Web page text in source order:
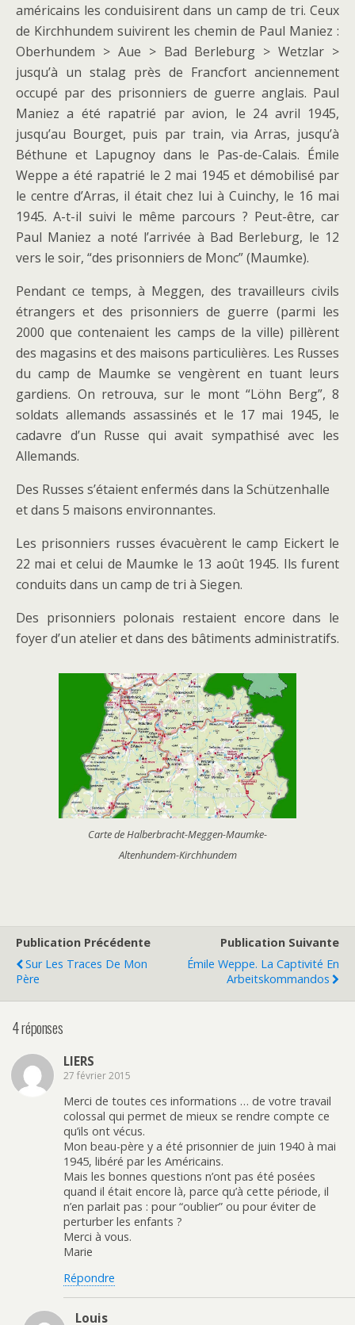
américains les conduisirent dans un camp de tri. Ceux
de Kirchhundem suivirent les chemin de Paul Maniez :
Oberhundem > Aue > Bad Berleburg > Wetzlar >
jusqu’à un stalag près de Francfort anciennement
occupé par des prisonniers de guerre anglais. Paul
Maniez a été rapatrié par avion, le 24 avril 1945,
jusqu’au Bourget, puis par train, via Arras, jusqu’à
Béthune et Lapugnoy dans le Pas-de-Calais. Émile
Weppe a été rapatrié le 2 mai 1945 et démobilisé par
le centre d’Arras, il était chez lui à Cuinchy, le 16 mai
1945. A-t-il suivi le même parcours ? Peut-être, car
Paul Maniez a noté l’arrivée à Bad Berleburg, le 12
vers le soir, “des prisonniers de Monc” (Maumke).
Pendant ce temps, à Meggen, des travailleurs civils
étrangers et des prisonniers de guerre (parmi les
2000 que contenaient les camps de la ville) pillèrent
des magasins et des maisons particulières. Les Russes
du camp de Maumke se vengèrent en tuant leurs
gardiens. On retrouva, sur le mont “Löhn Berg”, 8
soldats allemands assassinés et le 17 mai 1945, le
cadavre d’un Russe qui avait sympathisé avec les
Allemands.
Des Russes s’étaient enfermés dans la Schützenhalle
et dans 5 maisons environnantes.
Les prisonniers russes évacuèrent le camp Eickert le
22 mai et celui de Maumke le 13 août 1945. Ils furent
conduits dans un camp de tri à Siegen.
Des prisonniers polonais restaient encore dans le
foyer d’un atelier et dans des bâtiments administratifs.
Carte de Halberbracht-Meggen-Maumke-
Altenhundem-Kirchhundem
Publication Précédente
Sur Les Traces De Mon
Père
Publication Suivante
Émile Weppe. La Captivité En
Arbeitskommandos
4 réponses
LIERS
27 février 2015
Merci de toutes ces informations … de votre travail
colossal qui permet de mieux se rendre compte ce
qu’ils ont vécus.
Mon beau-père y a été prisonnier de juin 1940 à mai
1945, libéré par les Américains.
Mais les bonnes questions n’ont pas été posées
quand il était encore là, parce qu’à cette période, il
n’en parlait pas : pour “oublier” ou pour éviter de
perturber les enfants ?
Merci à vous.
Marie
Répondre
Louis